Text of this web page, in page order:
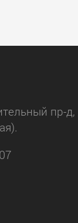
пр-д,